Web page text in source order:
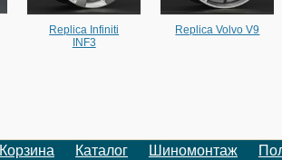
Replica Infiniti
INF3
Replica Volvo V9
Корзина Каталог Шиномонтаж